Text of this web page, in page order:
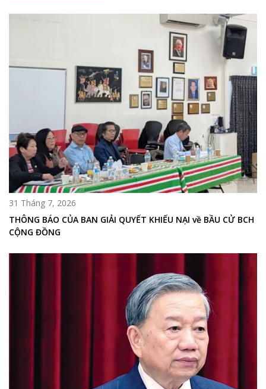
31 Tháng 7, 2026
THÔNG BÁO CỦA BAN GIẢI QUYẾT KHIẾU NẠI về BẦU CỬ BCH
CỘNG ĐỒNG